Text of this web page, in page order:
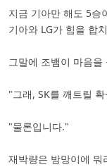
지금 기아만 해도 5승
기아와 LG가 힘을 합
그말에 조뱀이 마음
"그래, SK를 깨트릴
"물론입니다."
재박량은 방망이에 뭐